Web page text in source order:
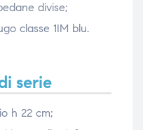
divise;
classe 1IM blu.
serie
h 22 cm;